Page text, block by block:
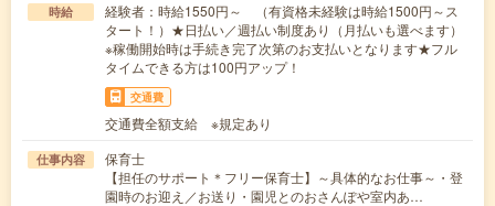
時給
経験者：時給1550円～ （有資格未経験は時給1500円～ス
タート！）★日払い／週払い制度あり（月払いも選べます）
※稼働開始時は手続き完了次第のお支払いとなります★フル
タイムできる方は100円アップ！
交通費
交通費全額支給 ※規定あり
仕事内容
保育士
【担任のサポート＊フリー保育士】～具体的なお仕事～・登
園時のお迎え／お送り・園児とのおさんぽや室内あ…